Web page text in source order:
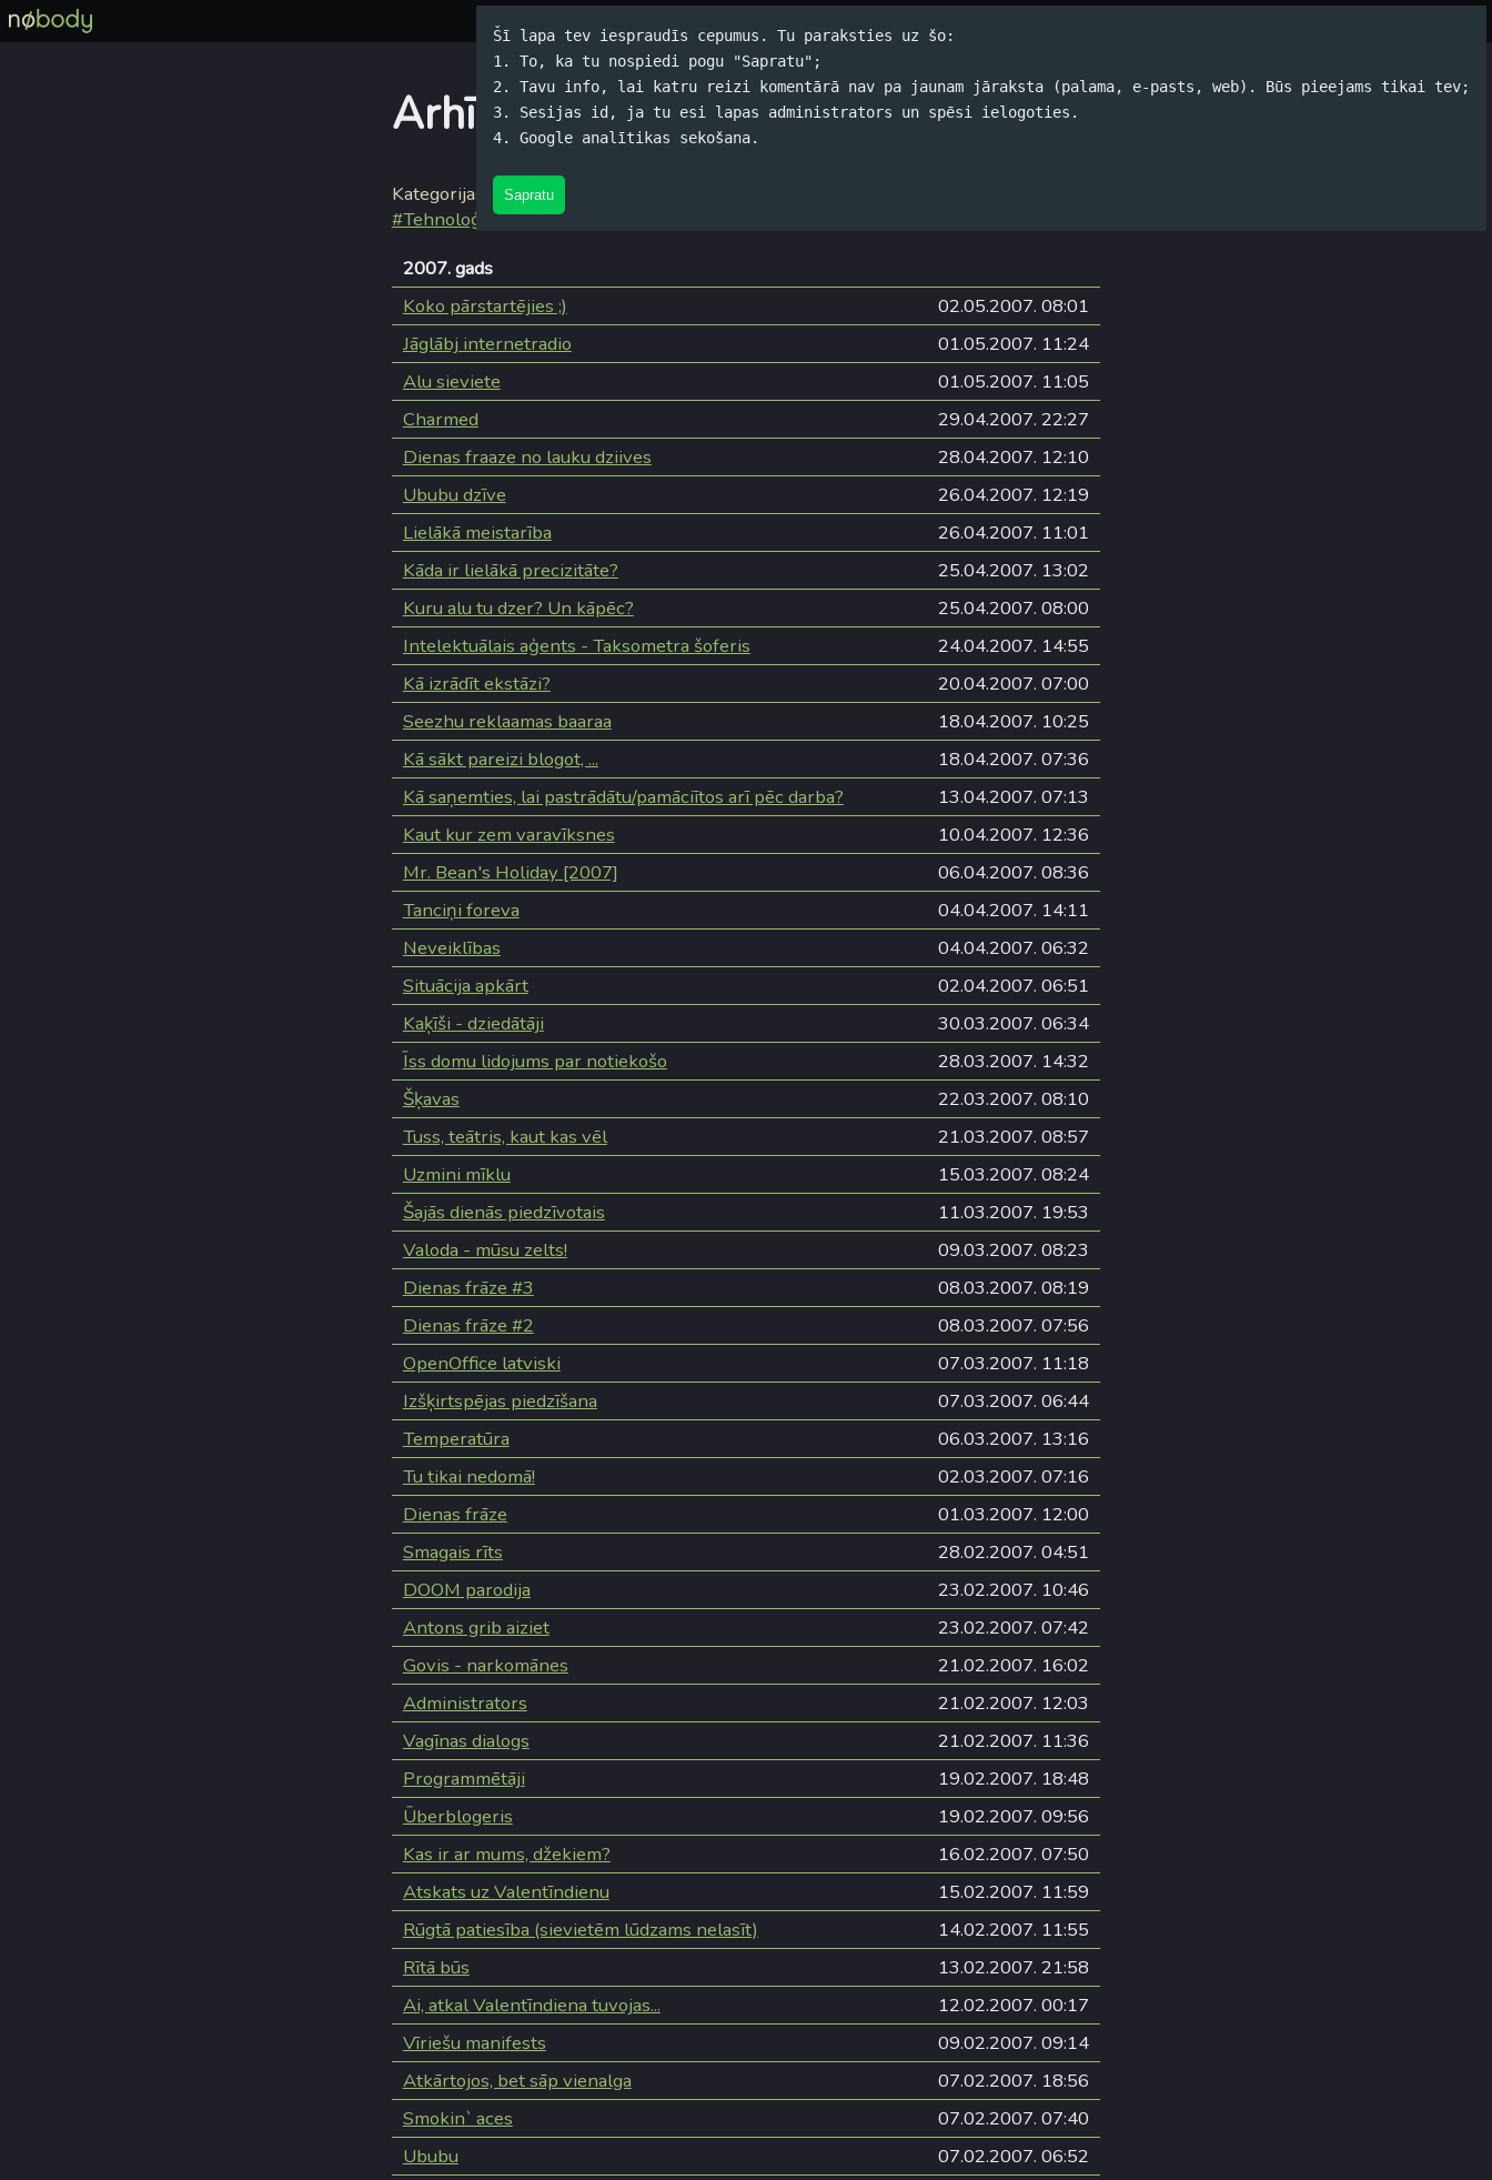
Šī lapa tev iespraudīs cepumus. Tu paraksties uz šo:
1. To, ka tu nospiedi pogu "Sapratu";
2. Tavu info, lai katru reizi komentārā nav pa jaunam jāraksta (palama, e-pasts, web). Būs pieejams tikai tev;
3. Sesijas id, ja tu esi lapas administrators un spēsi ielogoties.
4. Google analītikas sekošana.
Sapratu
Arhīvs
Kategorijas: #Alus,#Datori
#Tehnoloģijas
2007. gads
Koko pārstartējies ;)
02.05.2007. 08:01
Jāglābj internetradio
01.05.2007. 11:24
Alu sieviete
01.05.2007. 11:05
Charmed
29.04.2007. 22:27
Dienas fraaze no lauku dziives
28.04.2007. 12:10
Ububu dzīve
26.04.2007. 12:19
Lielākā meistarība
26.04.2007. 11:01
Kāda ir lielākā precizitāte?
25.04.2007. 13:02
Kuru alu tu dzer? Un kāpēc?
25.04.2007. 08:00
Intelektuālais aģents - Taksometra šoferis
24.04.2007. 14:55
Kā izrādīt ekstāzi?
20.04.2007. 07:00
Seezhu reklaamas baaraa
18.04.2007. 10:25
Kā sākt pareizi blogot, ...
18.04.2007. 07:36
Kā saņemties, lai pastrādātu/pamāciītos arī pēc darba?
13.04.2007. 07:13
Kaut kur zem varavīksnes
10.04.2007. 12:36
Mr. Bean's Holiday [2007]
06.04.2007. 08:36
Tanciņi foreva
04.04.2007. 14:11
Neveiklības
04.04.2007. 06:32
Situācija apkārt
02.04.2007. 06:51
Kaķīši - dziedātāji
30.03.2007. 06:34
Īss domu lidojums par notiekošo
28.03.2007. 14:32
Šķavas
22.03.2007. 08:10
Tuss, teātris, kaut kas vēl
21.03.2007. 08:57
Uzmini mīklu
15.03.2007. 08:24
Šajās dienās piedzīvotais
11.03.2007. 19:53
Valoda - mūsu zelts!
09.03.2007. 08:23
Dienas frāze #3
08.03.2007. 08:19
Dienas frāze #2
08.03.2007. 07:56
OpenOffice latviski
07.03.2007. 11:18
Izšķirtspējas piedzīšana
07.03.2007. 06:44
Temperatūra
06.03.2007. 13:16
Tu tikai nedomā!
02.03.2007. 07:16
Dienas frāze
01.03.2007. 12:00
Smagais rīts
28.02.2007. 04:51
DOOM parodija
23.02.2007. 10:46
Antons grib aiziet
23.02.2007. 07:42
Govis - narkomānes
21.02.2007. 16:02
Administrators
21.02.2007. 12:03
Vagīnas dialogs
21.02.2007. 11:36
Programmētāji
19.02.2007. 18:48
Ūberblogeris
19.02.2007. 09:56
Kas ir ar mums, džekiem?
16.02.2007. 07:50
Atskats uz Valentīndienu
15.02.2007. 11:59
Rūgtā patiesība (sievietēm lūdzams nelasīt)
14.02.2007. 11:55
Rītā būs
13.02.2007. 21:58
Ai, atkal Valentīndiena tuvojas...
12.02.2007. 00:17
Vīriešu manifests
09.02.2007. 09:14
Atkārtojos, bet sāp vienalga
07.02.2007. 18:56
Smokin` aces
07.02.2007. 07:40
Ububu
07.02.2007. 06:52